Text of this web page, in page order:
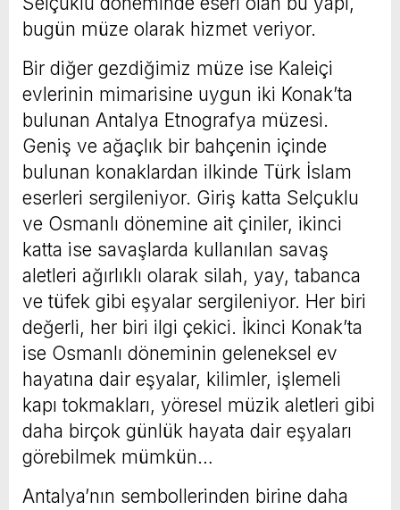
bugün müze olarak hizmet veriyor.
Bir diğer gezdiğimiz müze ise Kaleiçi
evlerinin mimarisine uygun iki Konak’ta
bulunan Antalya Etnografya müzesi.
Geniş ve ağaçlık bir bahçenin içinde
bulunan konaklardan ilkinde Türk İslam
eserleri sergileniyor. Giriş katta Selçuklu
ve Osmanlı dönemine ait çiniler, ikinci
katta ise savaşlarda kullanılan savaş
aletleri ağırlıklı olarak silah, yay, tabanca
ve tüfek gibi eşyalar sergileniyor. Her biri
değerli, her biri ilgi çekici. İkinci Konak’ta
ise Osmanlı döneminin geleneksel ev
hayatına dair eşyalar, kilimler, işlemeli
kapı tokmakları, yöresel müzik aletleri gibi
daha birçok günlük hayata dair eşyaları
görebilmek mümkün…
Antalya’nın sembollerinden birine daha